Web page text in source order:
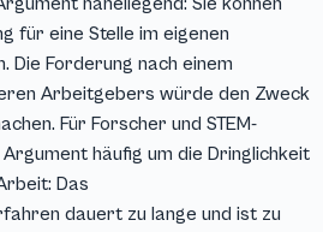
für eine Stelle im eigenen
Die Forderung nach einem
Arbeitgebers würde den Zweck
Für Forscher und STEM-
häufig um die Dringlichkeit
Das
dauert zu lange und ist zu